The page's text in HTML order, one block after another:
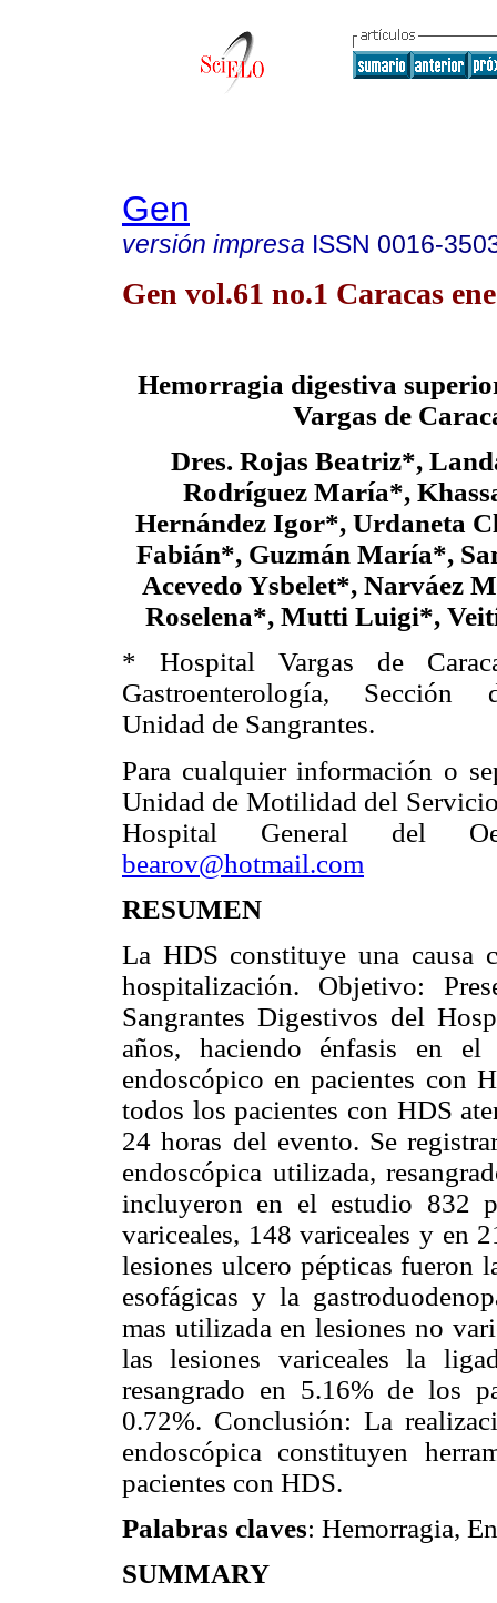
Gen
versión impresa ISSN 0016-
Gen vol.61 no.1 Caracas
Hemorragia digestiva
Vargas de
Dres. Rojas Beatriz*,
Rodríguez María*,
Hernández Igor*, Urdaneta
Fabián*, Guzmán María*,
Acevedo Ysbelet*, Narváez
Roselena*, Mutti Luigi*,
* Hospital Vargas de
Gastroenterología, Sección
Unidad de Sangrantes.
Para cualquier información o
Unidad de Motilidad del
Hospital General del
bearov@hotmail.com
RESUMEN
La HDS constituye una causa
hospitalización. Objetivo:
Sangrantes Digestivos del
años, haciendo énfasis en
endoscópico en pacientes con
todos los pacientes con HDS
24 horas del evento. Se
endoscópica utilizada,
incluyeron en el estudio 832
variceales, 148 variceales y en
lesiones ulcero pépticas fueron
esofágicas y la
mas utilizada en lesiones no
las lesiones variceales la
resangrado en 5.16% de los
0.72%. Conclusión: La
endoscópica constituyen
pacientes con HDS.
Palabras claves: Hemorragia,
SUMMARY